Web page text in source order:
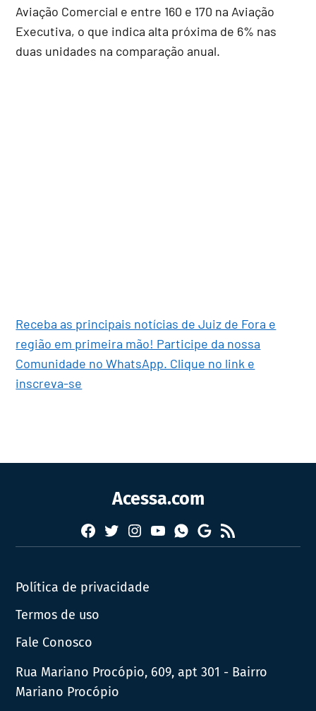
Aviação Comercial e entre 160 e 170 na Aviação
Executiva, o que indica alta próxima de 6% nas
duas unidades na comparação anual.
Receba as principais notícias de Juiz de Fora e
região em primeira mão! Participe da nossa
Comunidade no WhatsApp. Clique no link e
inscreva-se
Acessa.com
Facebook
TwitterInstagram
YouTubeWhatsapp
Google
News
RSS
Política de privacidade
Termos de uso
Fale Conosco
Rua Mariano Procópio, 609, apt 301 - Bairro
Mariano Procópio